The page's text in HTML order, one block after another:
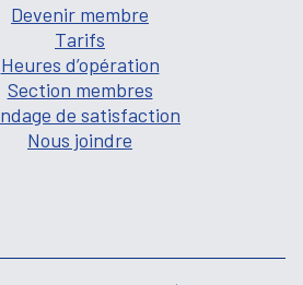
Devenir membre
Tarifs
Heures d’opération
Section membres
de satisfaction
Nous joindre